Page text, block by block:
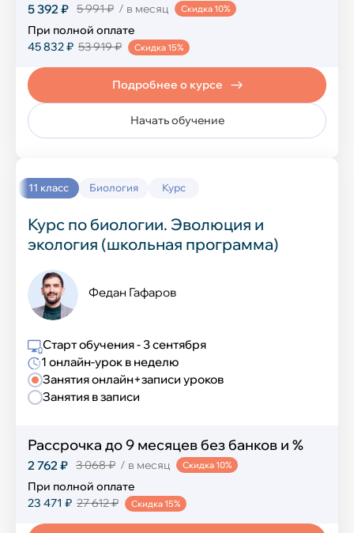
Эмоциональный интеллект
Разработка ПО
Графический дизайн
Интернет-маркетинг и экономист
Тест-драйв колледжа
Подготовка к школе
5 392 ₽ 5 991 ₽ / в месяц Скидка 10%
При полной оплате
45 832 ₽ 53 919 ₽ Скидка 15%
Начать обучение
Подробнее о курсе
11 класс Биология Курс
Курс по биологии. Эволюция и
экология (школьная программа)
Федан Гафаров
Занятия онлайн+записи уроков
Занятия в записи
Старт обучения - 3 сентября
1 онлайн-урок в неделю
Рассрочка до 9 месяцев без банков и %
2 762 ₽ 3 068 ₽ / в месяц Скидка 10%
При полной оплате
23 471 ₽ 27 612 ₽ Скидка 15%